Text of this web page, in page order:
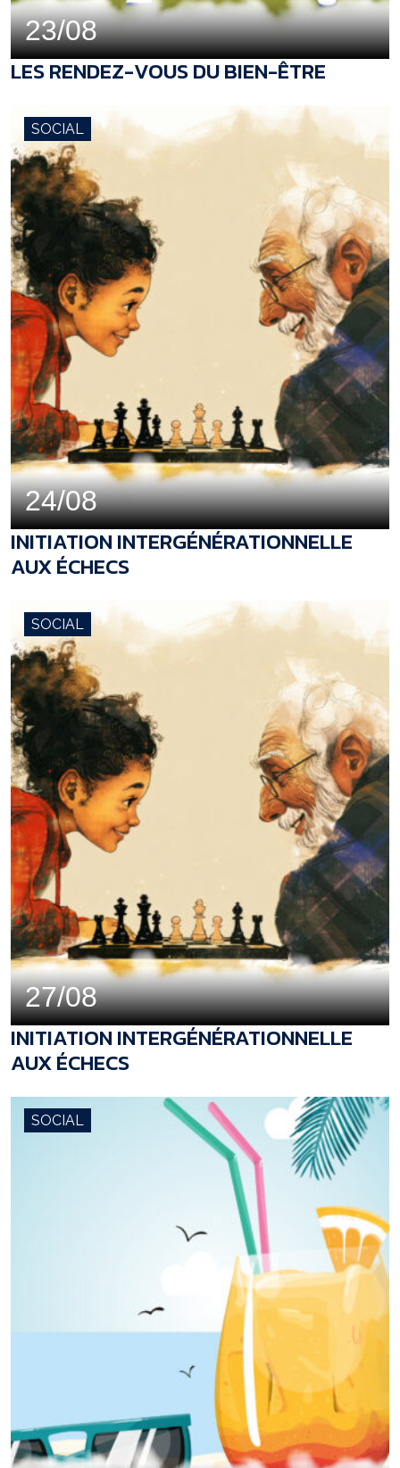
23/08
LES RENDEZ-VOUS DU BIEN-ÊTRE
SOCIAL
24/08
INITIATION INTERGÉNÉRATIONNELLE
AUX ÉCHECS
SOCIAL
27/08
INITIATION INTERGÉNÉRATIONNELLE
AUX ÉCHECS
SOCIAL